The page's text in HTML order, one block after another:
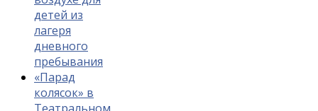
детей из
лагеря
дневного
пребывания
«Парад
колясок» в